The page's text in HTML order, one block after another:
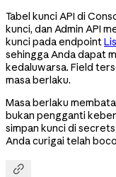
Tabel kunci API di
kunci, dan Admin API
kunci pada endpoint
sehingga Anda dapat
kedaluwarsa. Field
masa berlaku.
Masa berlaku
bukan pengganti
simpan kunci di
Anda curigai telah
